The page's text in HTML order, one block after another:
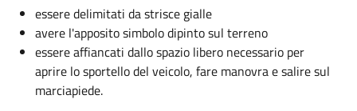
essere delimitati da strisce gialle
avere l'apposito simbolo dipinto sul terreno
essere affiancati dallo spazio libero necessario per
aprire lo sportello del veicolo, fare manovra e salire sul
marciapiede.